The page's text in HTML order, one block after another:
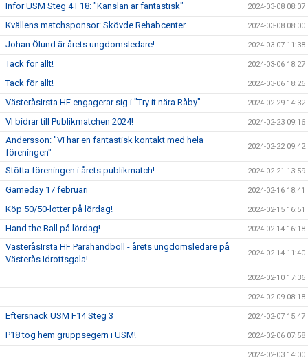
Inför USM Steg 4 F18: "Känslan är fantastisk" 2024-03-08 08:07
Kvällens matchsponsor: Skövde Rehabcenter 2024-03-08 08:00
Johan Ölund är årets ungdomsledare! 2024-03-07 11:38
Tack för allt! 2024-03-06 18:27
Tack för allt! 2024-03-06 18:26
VästeråsIrsta HF engagerar sig i "Try it nära Råby" 2024-02-29 14:32
VI bidrar till Publikmatchen 2024! 2024-02-23 09:16
Andersson: "Vi har en fantastisk kontakt med hela
föreningen"
2024-02-22 09:42
Stötta föreningen i årets publikmatch! 2024-02-21 13:59
Gameday 17 februari 2024-02-16 18:41
Köp 50/50-lotter på lördag! 2024-02-15 16:51
Hand the Ball på lördag! 2024-02-14 16:18
VästeråsIrsta HF Parahandboll - årets ungdomsledare på
Västerås Idrottsgala!
2024-02-14 11:40
2024-02-10 17:36
2024-02-09 08:18
Eftersnack USM F14 Steg 3 2024-02-07 15:47
P18 tog hem gruppsegern i USM! 2024-02-06 07:58
2024-02-03 14:00